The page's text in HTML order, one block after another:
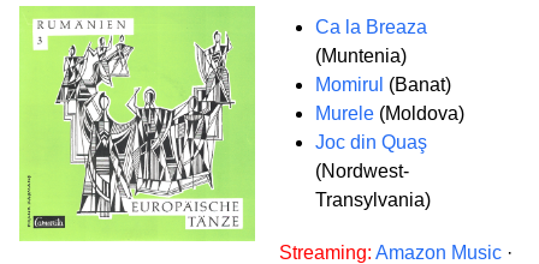
Ca la Breaza
(Muntenia)
Momirul (Banat)
Murele (Moldova)
Joc din Quaş
(Nordwest-
Transylvania)
Streaming: Amazon Music ·